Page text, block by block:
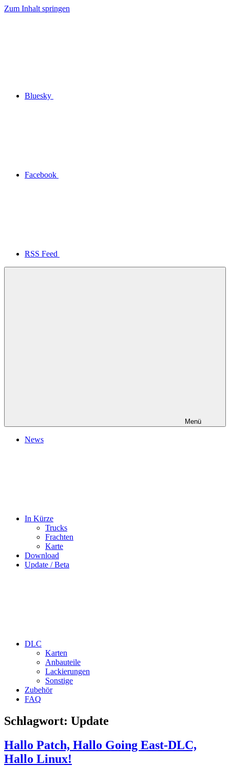
Zum Inhalt springen
Bluesky
Facebook
RSS Feed
Menü
News
In Kürze
Trucks
Frachten
Karte
Download
Update / Beta
DLC
Karten
Anbauteile
Lackierungen
Sonstige
Zubehör
FAQ
Schlagwort: Update
Hallo Patch, Hallo Going East-DLC,
Hallo Linux!